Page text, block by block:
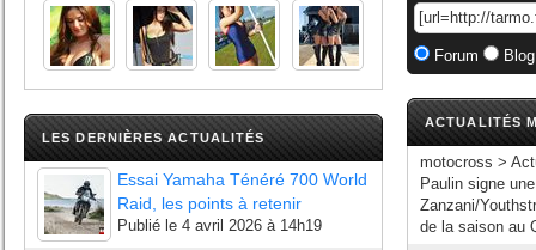
LES DERNIÈRES ACTUALITÉS
Essai Yamaha Ténéré 700 World
Raid, les points à retenir
Publié le 4 avril 2026 à 14h19
Forum
ACTUALITÉS
motocross >
Paulin signe
Zanzani/
de la saison au